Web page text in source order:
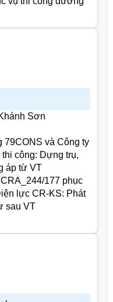
Sơn
79CONS và Công ty
công: Dựng trụ,
áp từ VT
177 phục
lực CR-KS: Phát
sau VT